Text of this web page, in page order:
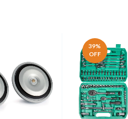
39%
OFF